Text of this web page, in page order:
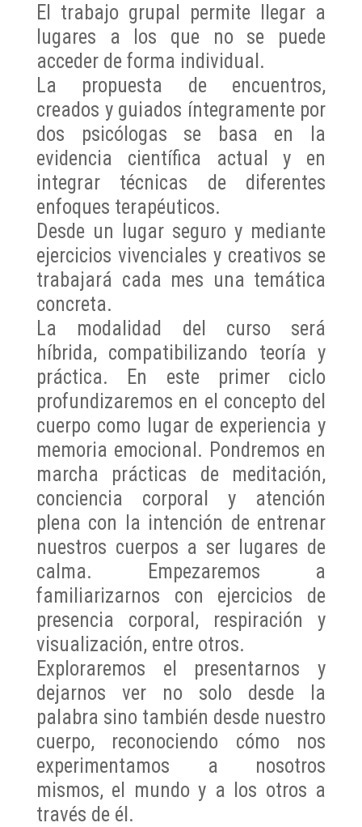
El trabajo grupal permite llegar a
lugares a los que no se puede
acceder de forma individual.
La propuesta de encuentros,
creados y guiados íntegramente por
dos psicólogas se basa en la
evidencia científica actual y en
integrar técnicas de diferentes
enfoques terapéuticos.
Desde un lugar seguro y mediante
ejercicios vivenciales y creativos se
trabajará cada mes una temática
concreta.
La modalidad del curso será
híbrida, compatibilizando teoría y
práctica. En este primer ciclo
profundizaremos en el concepto del
cuerpo como lugar de experiencia y
memoria emocional. Pondremos en
marcha prácticas de meditación,
conciencia corporal y atención
plena con la intención de entrenar
nuestros cuerpos a ser lugares de
calma. Empezaremos a
familiarizarnos con ejercicios de
presencia corporal, respiración y
visualización, entre otros.
Exploraremos el presentarnos y
dejarnos ver no solo desde la
palabra sino también desde nuestro
cuerpo, reconociendo cómo nos
experimentamos a nosotros
mismos, el mundo y a los otros a
través de él.